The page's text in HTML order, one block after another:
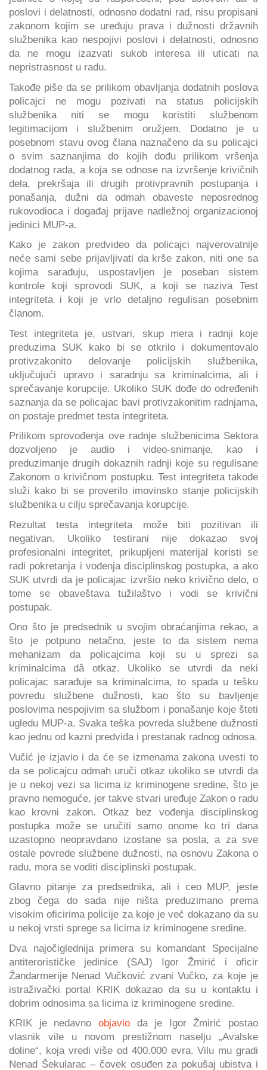
poslovi i delatnosti, odnosno dodatni rad, nisu propisani
zakonom kojim se uređuju prava i dužnosti državnih
službenika kao nespojivi poslovi i delatnosti, odnosno
da ne mogu izazvati sukob interesa ili uticati na
nepristrasnost u radu.
Takođe piše da se prilikom obavljanja dodatnih poslova
policajci ne mogu pozivati na status policijskih
službenika niti se mogu koristiti službenom
legitimacijom i službenim oružjem. Dodatno je u
posebnom stavu ovog člana naznačeno da su policajci
o svim saznanjima do kojih dođu prilikom vršenja
dodatnog rada, a koja se odnose na izvršenje krivičnih
dela, prekršaja ili drugih protivpravnih postupanja i
ponašanja, dužni da odmah obaveste neposrednog
rukovodioca i događaj prijave nadležnoj organizacionoj
jedinici MUP-a.
Kako je zakon predvideo da policajci najverovatnije
neće sami sebe prijavljivati da krše zakon, niti one sa
kojima sarađuju, uspostavljen je poseban sistem
kontrole koji sprovodi SUK, a koji se naziva Test
integriteta i koji je vrlo detaljno regulisan posebnim
članom.
Test integriteta je, ustvari, skup mera i radnji koje
preduzima SUK kako bi se otkrilo i dokumentovalo
protivzakonito delovanje policijskih službenika,
uključujući upravo i saradnju sa kriminalcima, ali i
sprečavanje korupcije. Ukoliko SUK dođe do određenih
saznanja da se policajac bavi protivzakonitim radnjama,
on postaje predmet testa integriteta.
Prilikom sprovođenja ove radnje službenicima Sektora
dozvoljeno je audio i video-snimanje, kao i
preduzimanje drugih dokaznih radnji koje su regulisane
Zakonom o krivičnom postupku. Test integriteta takođe
služi kako bi se proverilo imovinsko stanje policijskih
službenika u cilju sprečavanja korupcije.
Rezultat testa integriteta može biti pozitivan ili
negativan. Ukoliko testirani nije dokazao svoj
profesionalni integritet, prikupljeni materijal koristi se
radi pokretanja i vođenja disciplinskog postupka, a ako
SUK utvrdi da je policajac izvršio neko krivično delo, o
tome se obaveštava tužilaštvo i vodi se krivični
postupak.
Ono što je predsednik u svojim obraćanjima rekao, a
što je potpuno netačno, jeste to da sistem nema
mehanizam da policajcima koji su u sprezi sa
kriminalcima dâ otkaz. Ukoliko se utvrdi da neki
policajac sarađuje sa kriminalcima, to spada u tešku
povredu službene dužnosti, kao što su bavljenje
poslovima nespojivim sa službom i ponašanje koje šteti
ugledu MUP-a. Svaka teška povreda službene dužnosti
kao jednu od kazni predviđa i prestanak radnog odnosa.
Vučić je izjavio i da će se izmenama zakona uvesti to
da se policajcu odmah uruči otkaz ukoliko se utvrdi da
je u nekoj vezi sa licima iz kriminogene sredine, što je
pravno nemoguće, jer takve stvari uređuje Zakon o radu
kao krovni zakon. Otkaz bez vođenja disciplinskog
postupka može se uručiti samo onome ko tri dana
uzastopno neopravdano izostane sa posla, a za sve
ostale povrede službene dužnosti, na osnovu Zakona o
radu, mora se voditi disciplinski postupak.
Glavno pitanje za predsednika, ali i ceo MUP, jeste
zbog čega do sada nije ništa preduzimano prema
visokim oficirima policije za koje je već dokazano da su
u nekoj vrsti sprege sa licima iz kriminogene sredine.
Dva najočiglednija primera su komandant Specijalne
antiterorističke jedinice (SAJ) Igor Žmirić i oficir
Žandarmerije Nenad Vučković zvani Vučko, za koje je
istraživački portal KRIK dokazao da su u kontaktu i
dobrim odnosima sa licima iz kriminogene sredine.
KRIK je nedavno objavioda je Igor Žmirić postao
vlasnik vile u novom prestižnom naselju „Avalske
doline“, koja vredi više od 400.000 evra. Vilu mu gradi
Nenad Šekularac – čovek osuđen za pokušaj ubistva i